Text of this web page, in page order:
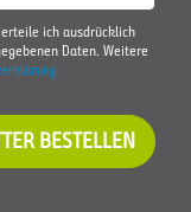
ich ausdrücklich
Daten. Weitere
BESTELLEN